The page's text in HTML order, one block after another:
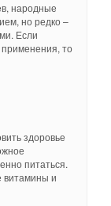
народные
но редко –
Если
то
здоровье
питаться.
витамины и